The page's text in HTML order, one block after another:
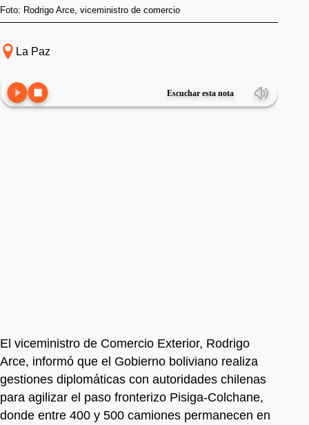
Foto: Rodrigo Arce, viceministro de comercio
La Paz
Escuchar esta nota
El viceministro de Comercio Exterior, Rodrigo
Arce, informó que el Gobierno boliviano realiza
gestiones diplomáticas con autoridades chilenas
para agilizar el paso fronterizo Pisiga-Colchane,
donde entre 400 y 500 camiones permanecen en